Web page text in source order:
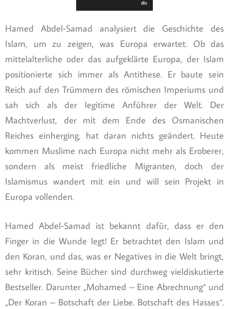
Hamed Abdel-Samad analysiert die Geschichte des
Islam, um zu zeigen, was Europa erwartet. Ob das
mittelalterliche oder das aufgeklärte Europa, der Islam
positionierte sich immer als Antithese. Er baute sein
Reich auf den Trümmern des römischen Imperiums und
sah sich als der legitime Anführer der Welt. Der
Machtverlust, der mit dem Ende des Osmanischen
Reiches einherging, hat daran nichts geändert. Heute
kommen Muslime nach Europa nicht mehr als Eroberer,
sondern als meist friedliche Migranten, doch der
Islamismus wandert mit ein und will sein Projekt in
Europa vollenden.
Hamed Abdel-Samad ist bekannt dafür, dass er den
Finger in die Wunde legt! Er betrachtet den Islam und
den Koran, und das, was er Negatives in die Welt bringt,
sehr kritisch. Seine Bücher sind durchweg vieldiskutierte
Bestseller. Darunter „Mohamed – Eine Abrechnung“ und
„Der Koran – Botschaft der Liebe. Botschaft des Hasses“.